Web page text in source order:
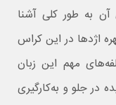
به طور کلی آشنا
اژدها در این کراس
مهم این زبان
در جلو و به‌کارگیری